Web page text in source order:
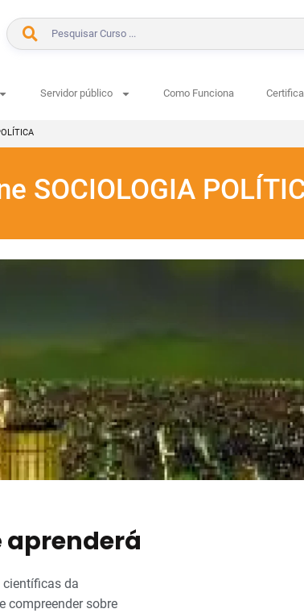
Servidor público Como Funciona
SOCIOLOGIA
aprenderá
da
compreender sobre